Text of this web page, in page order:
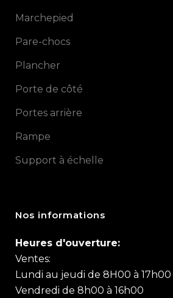
Marchepied
Pare-chocs
Plancher
Porte de côté
Portes arrière
Rampe
Support à échelle
Nos informations
Heures d'ouverture:
Ventes:
Lundi au jeudi de 8H00 à 17h00
Vendredi de 8h00 à 16h00